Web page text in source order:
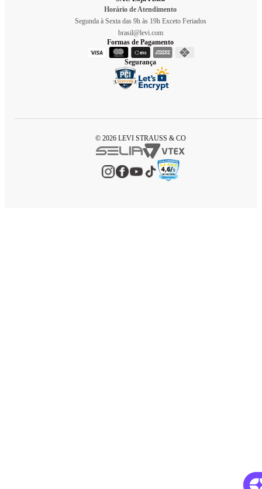
Horário de Atendimento
Segunda à Sexta das 9h às 19h Exceto Feriados
brasil@levi.com
Formas de Pagamento
Segurança
© 2026 LEVI STRAUSS & CO